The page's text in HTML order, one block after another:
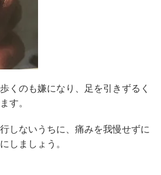
くのも嫌になり、足を引きずるく
す。
しないうちに、痛みを我慢せずに
しましょう。